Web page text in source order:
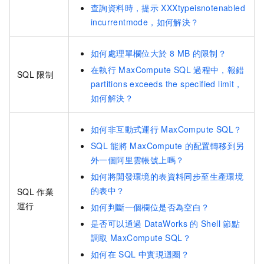
查詢資料時，提示 XXXtypeisnotenabled
incurrentmode，如何解決？
SQL 限制
如何處理單欄位大於 8 MB 的限制？
在執行 MaxCompute SQL 過程中，報錯
partitions exceeds the specified limit，
如何解決？
SQL 作業
運行
如何非互動式運行 MaxCompute SQL？
SQL 能將 MaxCompute 的配置轉移到另
外一個阿里雲帳號上嗎？
如何將開發環境的表資料同步至生產環境
的表中？
如何判斷一個欄位是否為空白？
是否可以通過 DataWorks 的 Shell 節點
調取 MaxCompute SQL？
如何在 SQL 中實現迴圈？